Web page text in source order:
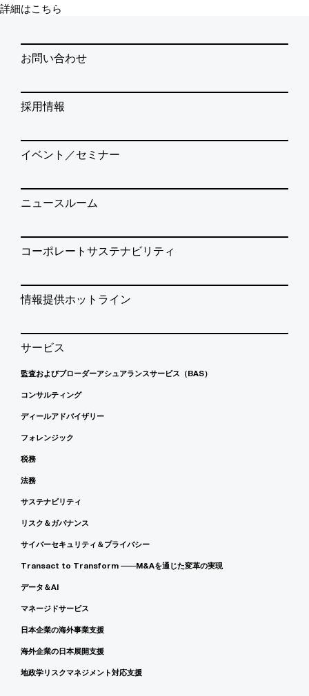
詳細はこちら
お問い合わせ
採用情報
イベント／セミナー
ニュースルーム
コーポレートサステナビリティ
情報提供ホットライン
サービス
監査およびブローダーアシュアランスサービス（BAS）
コンサルティング
ディールアドバイザリー
フォレンジック
税務
法務
サステナビリティ
リスク＆ガバナンス
サイバーセキュリティ＆プライバシー
Transact to Transform ――M&Aを通じた変革の実現
データ＆AI
マネージドサービス
日本企業の海外事業支援
海外企業の日本展開支援
地政学リスクマネジメント対応支援